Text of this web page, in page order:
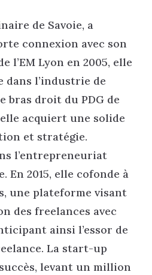
de Savoie, a
connexion avec son
l’EM Lyon en 2005, elle
dans l’industrie de
bras droit du PDG de
acquiert une solide
et stratégie.
l’entrepreneuriat
En 2015, elle cofonde à
une plateforme visant
des freelances avec
ainsi l’essor de
La start-up
levant un million